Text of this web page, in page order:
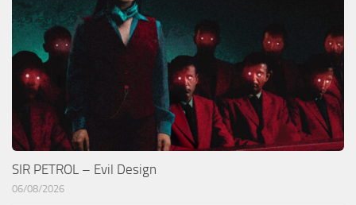
SIR PETROL – Evil Design
06/08/2026